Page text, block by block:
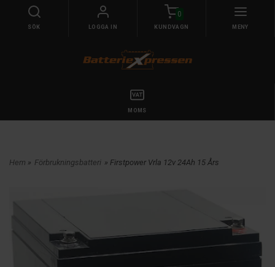
SÖK LOGGA IN
0
KUNDVAGN MENY
MOMS
Hem » Förbrukningsbatteri » Firstpower Vrla 12v 24Ah 15 Års